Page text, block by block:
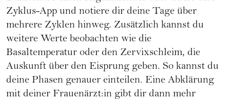
Zyklus-App und notiere dir deine Tage über
mehrere Zyklen hinweg. Zusätzlich kannst du
weitere Werte beobachten wie die
Basaltemperatur oder den Zervixschleim, die
Auskunft über den Eisprung geben. So kannst du
deine Phasen genauer einteilen. Eine Abklärung
mit deiner Frauenärzt:in gibt dir dann mehr